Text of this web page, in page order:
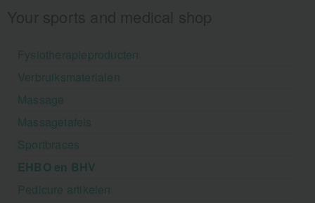
Fysiotherapieproducten
Verbruiksmaterialen
Massage
Massagetafels
Sportbraces
EHBO en BHV
Pedicure artikelen